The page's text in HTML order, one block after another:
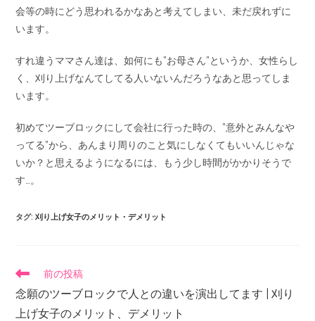
会等の時にどう思われるかなあと考えてしまい、未だ戻れずに
います。
すれ違うママさん達は、如何にも”お母さん”というか、女性らし
く、刈り上げなんてしてる人いないんだろうなあと思ってしま
います。
初めてツーブロックにして会社に行った時の、”意外とみんなや
ってる”から、あんまり周りのこと気にしなくてもいいんじゃな
いか？と思えるようになるには、もう少し時間がかかりそうで
す…。
タグ:刈り上げ女子のメリット・デメリット
前の投稿
念願のツーブロックで人との違いを演出してます | 刈り
上げ女子のメリット、デメリット